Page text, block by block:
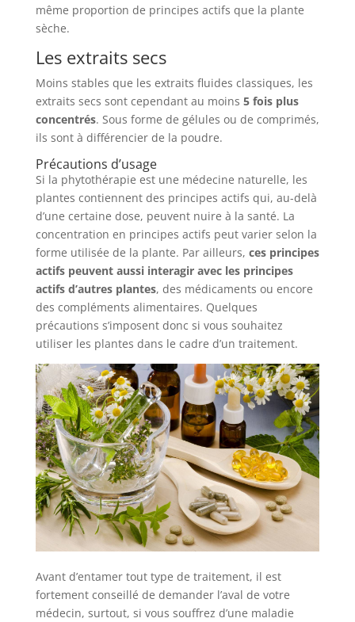
même proportion de principes actifs que la plante
sèche.
Les extraits secs
Moins stables que les extraits fluides classiques, les
extraits secs sont cependant au moins 5 fois plus
concentrés. Sous forme de gélules ou de comprimés,
ils sont à différencier de la poudre.
Précautions d’usage
Si la phytothérapie est une médecine naturelle, les
plantes contiennent des principes actifs qui, au-delà
d’une certaine dose, peuvent nuire à la santé. La
concentration en principes actifs peut varier selon la
forme utilisée de la plante. Par ailleurs, ces principes
actifs peuvent aussi interagir avec les principes
actifs d’autres plantes, des médicaments ou encore
des compléments alimentaires. Quelques
précautions s’imposent donc si vous souhaitez
utiliser les plantes dans le cadre d’un traitement.
Avant d’entamer tout type de traitement, il est
fortement conseillé de demander l’aval de votre
médecin, surtout, si vous souffrez d’une maladie